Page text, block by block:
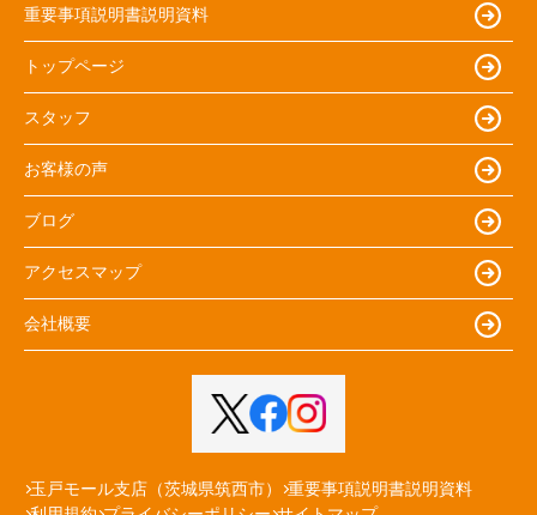
重要事項説明書説明資料
トップページ
スタッフ
お客様の声
ブログ
アクセスマップ
会社概要
玉戸モール支店（茨城県筑西市）
重要事項説明書説明資料